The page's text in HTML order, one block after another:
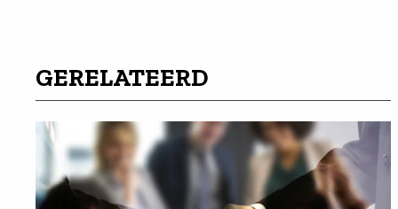
GERELATEERD